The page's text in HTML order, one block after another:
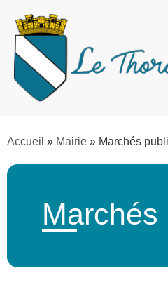
Accueil » Mairie » Marchés
Marchés